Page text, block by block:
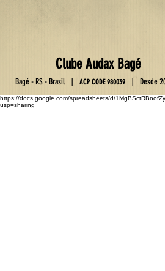
ClubeAudax Bagé
Bagé - RS - Brasil|ACP CODE980039 Desde
https://docs.google.com/spreadsheets/d/
usp=sharing